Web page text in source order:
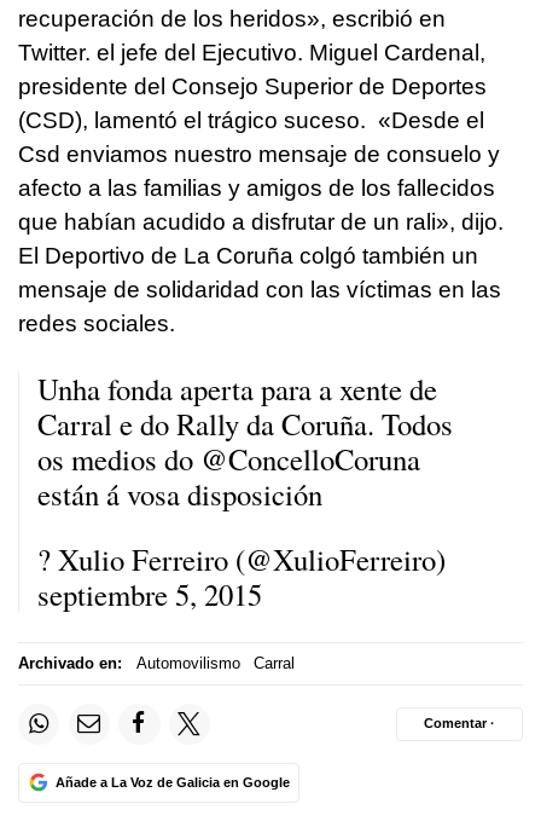
recuperación de los heridos», escribió en
Twitter. el jefe del Ejecutivo. Miguel Cardenal,
presidente del Consejo Superior de Deportes
(CSD), lamentó el trágico suceso. «Desde el
Csd enviamos nuestro mensaje de consuelo y
afecto a las familias y amigos de los fallecidos
que habían acudido a disfrutar de un rali», dijo.
El Deportivo de La Coruña colgó también un
mensaje de solidaridad con las víctimas en las
redes sociales.
Unha fonda aperta para a xente de
Carral e do Rally da Coruña. Todos
os medios do @ConcelloCoruna
están á vosa disposición
? Xulio Ferreiro (@XulioFerreiro)
septiembre 5, 2015
Archivado en: Automovilismo Carral
Añade a La Voz de Galicia en Google
Comentar ·